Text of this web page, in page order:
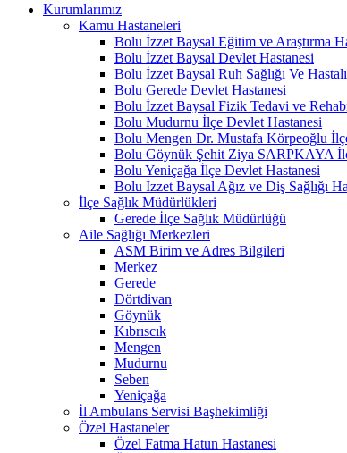
Kurumlarımız
Kamu Hastaneleri
Bolu İzzet Baysal Eğitim ve Araştırma
Bolu İzzet Baysal Devlet Hastanesi
Bolu İzzet Baysal Ruh Sağlığı Ve
Bolu Gerede Devlet Hastanesi
Bolu İzzet Baysal Fizik Tedavi ve
Bolu Mudurnu İlçe Devlet Hastanesi
Bolu Mengen Dr. Mustafa Körpeoğlu
Bolu Göynük Şehit Ziya SARPKAYA
Bolu Yeniçağa İlçe Devlet Hastanesi
Bolu İzzet Baysal Ağız ve Diş Sağlığı
İlçe Sağlık Müdürlükleri
Gerede İlçe Sağlık Müdürlüğü
Aile Sağlığı Merkezleri
ASM Birim ve Adres Bilgileri
Merkez
Gerede
Dörtdivan
Göynük
Kıbrıscık
Mengen
Mudurnu
Seben
Yeniçağa
İl Ambulans Servisi Başhekimliği
Özel Hastaneler
Özel Fatma Hatun Hastanesi